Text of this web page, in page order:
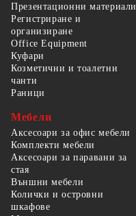
Презентационни материали
Регистриране и
организиране
Office Equipment
Куфари
Козметични и тоалетни
чанти
Раници
Мебели
Аксесоари за офис мебели
Комплекти мебели
Аксесоари за паравани за
стая
Външни мебели
Колички и островни
шкафове